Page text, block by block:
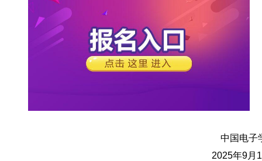
中国电子
2025年9月